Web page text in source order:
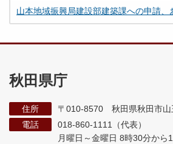
山本地域振興局建設部建築課への申請、
秋田県庁
住所
〒010-8570 秋田県秋田市山
電話
018-860-1111（代表）
月曜日～金曜日 8時30分から